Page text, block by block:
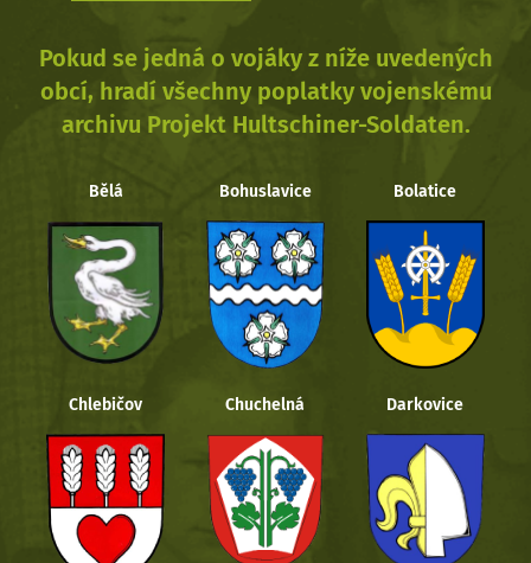
Pokud se jedná o vojáky z níže uvedených
obcí, hradí všechny poplatky vojenskému
archivu Projekt Hultschiner-Soldaten.
Bělá Bohuslavice Bolatice
Chlebičov Chuchelná Darkovice